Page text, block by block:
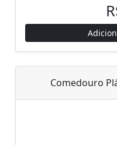
Comedouro